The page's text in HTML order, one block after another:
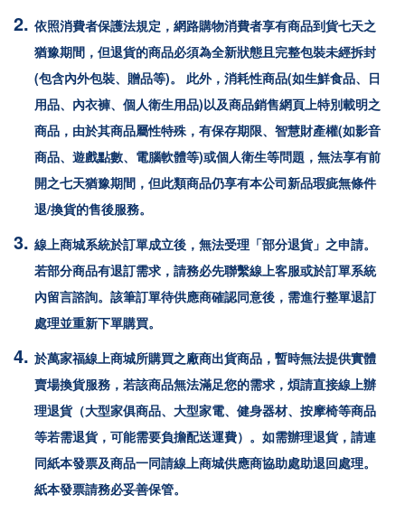
依照消費者保護法規定，網路購物消費者享有商品到貨七天之
猶豫期間，但退貨的商品必須為全新狀態且完整包裝未經拆封
(包含內外包裝、贈品等)。 此外，消耗性商品(如生鮮食品、日
用品、內衣褲、個人衛生用品)以及商品銷售網頁上特別載明之
商品，由於其商品屬性特殊，有保存期限、智慧財產權(如影音
商品、遊戲點數、電腦軟體等)或個人衛生等問題，無法享有前
開之七天猶豫期間，但此類商品仍享有本公司新品瑕疵無條件
退/換貨的售後服務。
線上商城系統於訂單成立後，無法受理「部分退貨」之申請。
若部分商品有退訂需求，請務必先聯繫線上客服或於訂單系統
內留言諮詢。該筆訂單待供應商確認同意後，需進行整單退訂
處理並重新下單購買。
於萬家福線上商城所購買之廠商出貨商品，暫時無法提供實體
賣場換貨服務，若該商品無法滿足您的需求，煩請直接線上辦
理退貨（大型家俱商品、大型家電、健身器材、按摩椅等商品
等若需退貨，可能需要負擔配送運費）。如需辦理退貨，請連
同紙本發票及商品一同請線上商城供應商協助處助退回處理。
紙本發票請務必妥善保管。